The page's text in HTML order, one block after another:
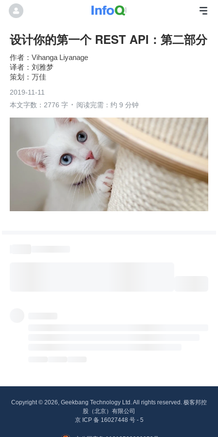
设计你的第一个 REST API：第二部分
Vihanga Liyanage
刘雅梦
万佳
2019-11-11
本文字数：2776 字
阅读完需：约 9 分钟
Copyright © 2026, Geekbang Technology Ltd. All rights reserved. 极客邦控
股（北京）有限公司
京 ICP 备 16027448 号 - 5